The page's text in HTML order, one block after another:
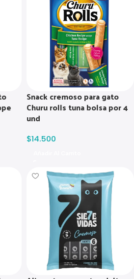
Snack cremoso para gato
Churu rolls tuna bolsa por 4
und
$14.500